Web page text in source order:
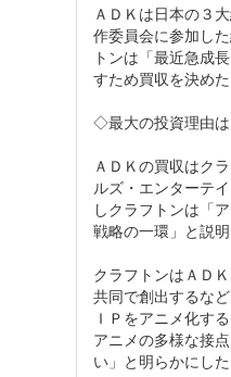
ＡＤＫは日本の３
作委員会に参加し
トンは「最近急成
すため買収を決め
◇最大の投資理由は
ＡＤＫの買収はク
ルズ・エンターテ
しクラフトンは「
戦略の一環」と説明
クラフトンはＡＤ
共同で創出するな
ＩＰをアニメ化す
アニメの多様な接
い」と明らかにした